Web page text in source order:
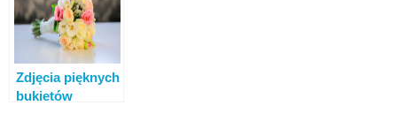
Zdjęcia pięknych
bukietów